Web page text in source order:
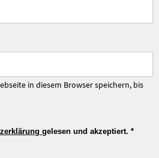
in diesem Browser speichern, bis
gelesen und akzeptiert. *